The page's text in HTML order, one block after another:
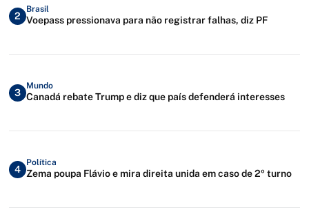
2
Brasil
Voepass pressionava para não registrar falhas, diz PF
3
Mundo
Canadá rebate Trump e diz que país defenderá interesses
4
Política
Zema poupa Flávio e mira direita unida em caso de 2º turno